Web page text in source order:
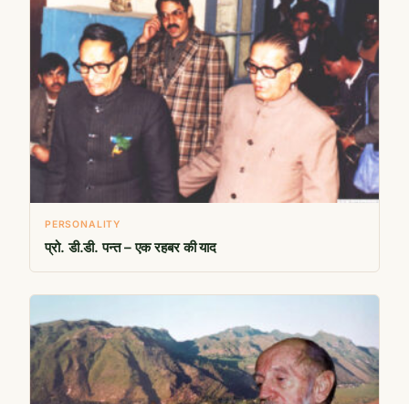
PERSONALITY
प्रो. डी.डी. पन्त – एक रहबर की याद